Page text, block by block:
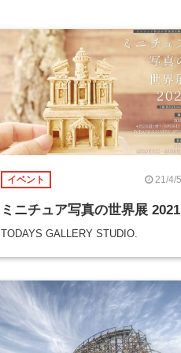
イベント 21/4/5
ミニチュア写真の世界展 2021
TODAYS GALLERY STUDIO.